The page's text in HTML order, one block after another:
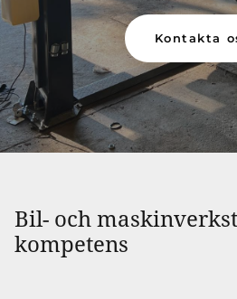
Kontakta
Bil- och
kompetens